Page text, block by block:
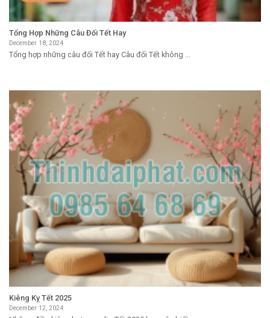
Tổng Hợp Những Câu Đối Tết Hay
December 18, 2024
Tổng hợp những câu đối Tết hay Câu đối Tết không ...
Kiêng Kỵ Tết 2025
December 12, 2024